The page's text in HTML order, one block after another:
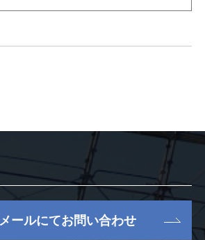
メールにてお問い合わせ